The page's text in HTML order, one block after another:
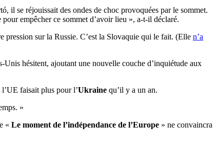
il se réjouissait des ondes de choc provoquées par le sommet.
empêcher ce sommet d’avoir lieu », a-t-il déclaré.
pression sur la Russie. C’est la Slovaquie qui le fait. (Elle n’a
Unis hésitent, ajoutant une nouvelle couche d’inquiétude aux
faisait plus pour l’Ukraine qu’il y a un an.
»
« Le moment de l’indépendance de l’Europe » ne convaincra